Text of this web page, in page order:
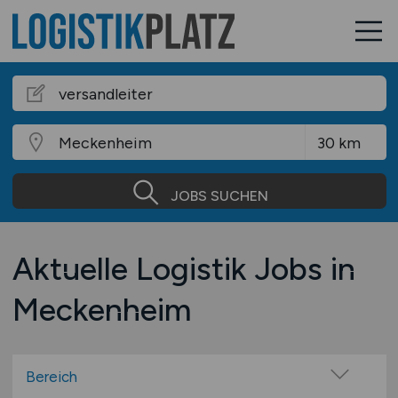
JOBS SUCHEN
Aktuelle Logistik Jobs in
Meckenheim
Bereich